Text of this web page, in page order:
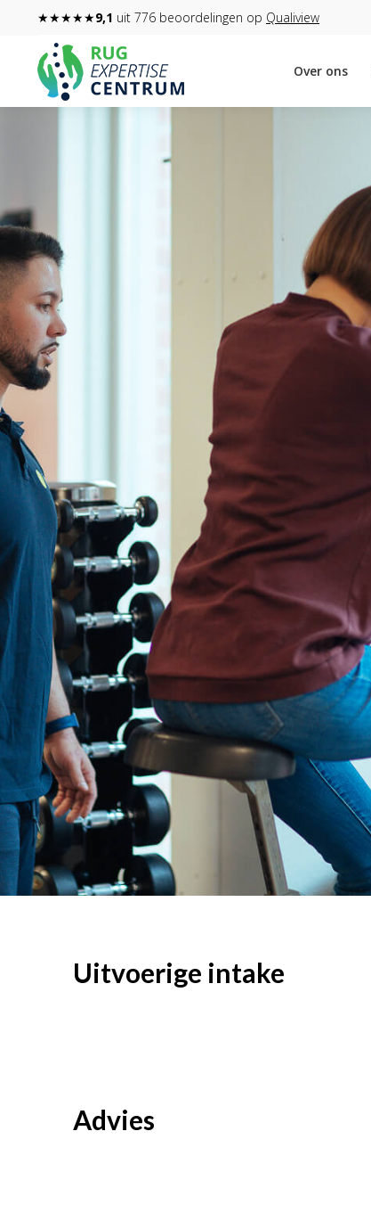
★★★★★9,1 uit 776 beoordelingen op Qualiview
Over ons
Uitvoerige intake
Advies